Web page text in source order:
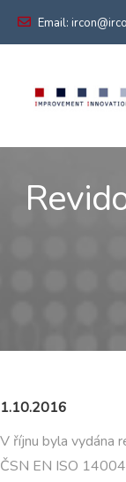
Email:
1.10.2016
V říjnu byla vydána
ČSN EN ISO